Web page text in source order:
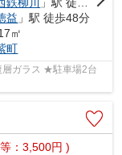
益 」駅 徒歩48分
㎡
町
ガラス ★駐車場2台
：3,500円 )